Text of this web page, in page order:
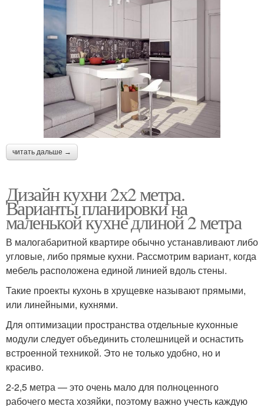
читать дальше →
Дизайн кухни 2х2 метра.
Варианты планировки на
маленькой кухне длиной 2 метра
В малогабаритной квартире обычно устанавливают либо
угловые, либо прямые кухни. Рассмотрим вариант, когда
мебель расположена единой линией вдоль стены.
Такие проекты кухонь в хрущевке называют прямыми,
или линейными, кухнями.
Для оптимизации пространства отдельные кухонные
модули следует объединить столешницей и оснастить
встроенной техникой. Это не только удобно, но и
красиво.
2-2,5 метра — это очень мало для полноценного
рабочего места хозяйки, поэтому важно учесть каждую